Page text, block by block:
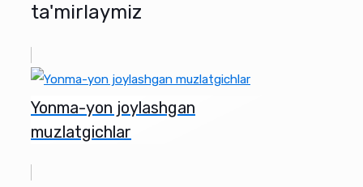
ta'mirlaymiz
Yonma-yon joylashgan
muzlatgichlar